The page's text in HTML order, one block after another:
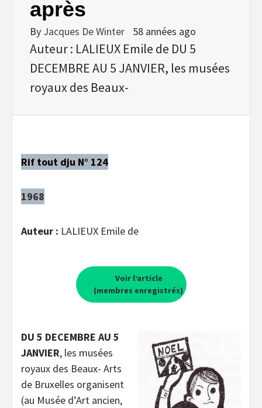
après
By Jacques De Winter 58 années ago
Auteur : LALIEUX Emile de DU 5
DECEMBRE AU 5 JANVIER, les musées
royaux des Beaux-
Rif tout dju N° 124
1968
Auteur : LALIEUX Emile de
Voir l’article
(membres enregistrés)
DU 5 DECEMBRE AU 5
JANVIER, les musées
royaux des Beaux- Arts
de Bruxelles organisent
(au Musée d’Art ancien,